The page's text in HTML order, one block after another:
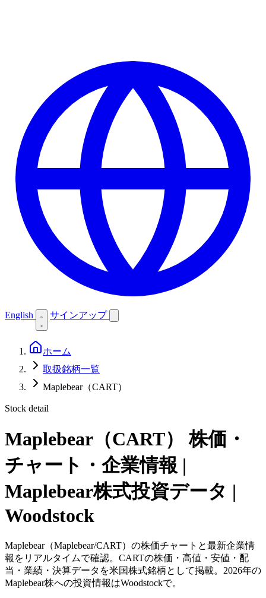
English サインアップ
ホーム
取扱銘柄一覧
Maplebear（CART）
Stock detail
Maplebear（CART）
株価・
チャート・企業情報 |
Maplebear株式投資データ |
Woodstock
Maplebear（Maplebear/CART）の株価チャートと最新企業情
報をリアルタイムで確認。CARTの株価・高値・安値・配
当・業績・決算データを米国株式銘柄として掲載。2026年の
Maplebear株への投資情報はWoodstockで。